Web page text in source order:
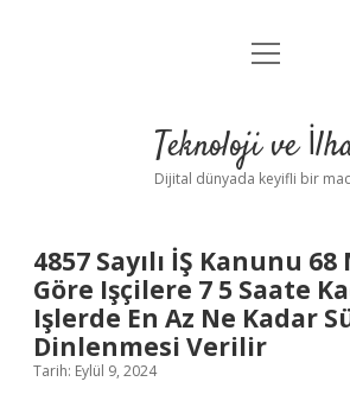
Anasayfa
Yasal Uyarı
menüyü
Teknoloji ve
Dijital dünyada keyifli bir
4857 Sayılı İŞ Kanunu
Göre Işçilere 7 5 Saate
Işlerde En Az Ne Kadar
Dinlenmesi Verilir
Tarih: Eylül 9, 2024